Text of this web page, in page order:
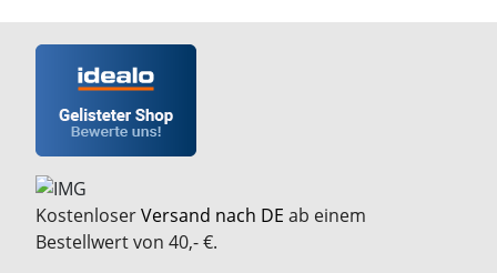
KostenloserVersand nach DE ab einem
Bestellwert von 40,- €.